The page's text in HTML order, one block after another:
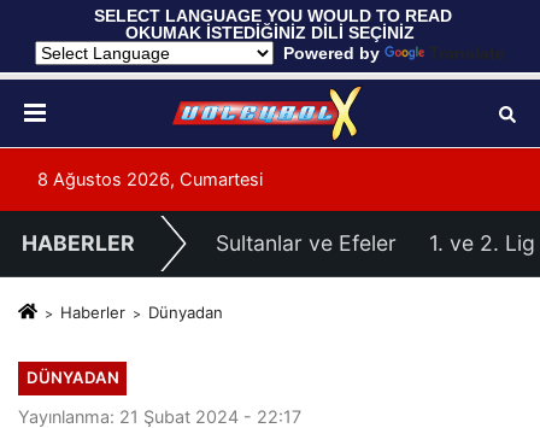
SELECT LANGUAGE YOU WOULD TO READ
OKUMAK İSTEDİĞİNİZ DİLİ SEÇİNİZ
Powered by
Translate
8 Ağustos 2026, Cumartesi
HABERLER Sultanlar ve Efeler 1. ve 2. Lig
Haberler Dünyadan
DÜNYADAN
Yayınlanma: 21 Şubat 2024 - 22:17